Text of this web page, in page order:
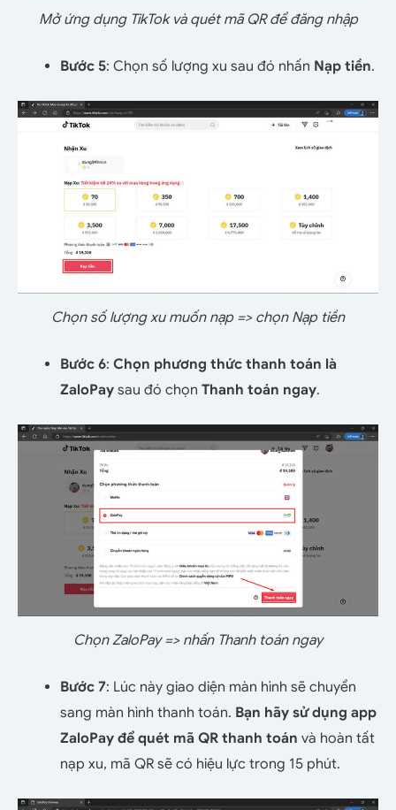
Mở ứng dụng TikTok và quét mã QR để đăng nhập
Bước 5: Chọn số lượng xu sau đó nhấn Nạp tiền.
Chọn số lượng xu muốn nạp => chọn Nạp tiền
Bước 6: Chọn phương thức thanh toán là
ZaloPay sau đó chọn Thanh toán ngay.
Chọn ZaloPay => nhấn Thanh toán ngay
Bước 7: Lúc này giao diện màn hình sẽ chuyển
sang màn hình thanh toán. Bạn hãy sử dụng app
ZaloPay để quét mã QR thanh toán và hoàn tất
nạp xu, mã QR sẽ có hiệu lực trong 15 phút.